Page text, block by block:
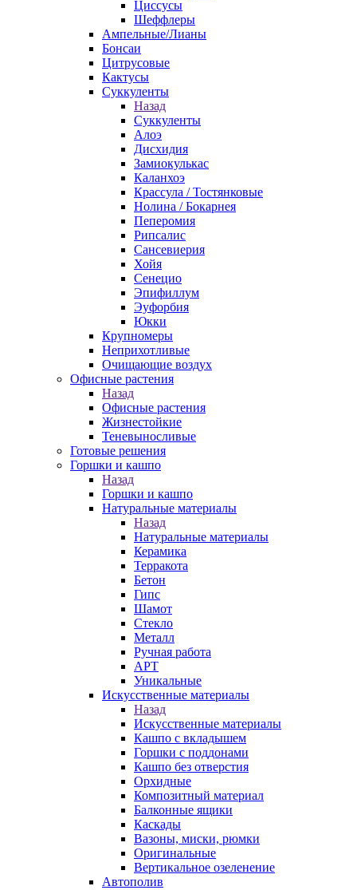
Циссусы
Шеффлеры
Ампельные/Лианы
Бонсаи
Цитрусовые
Кактусы
Суккуленты
Назад
Суккуленты
Алоэ
Дисхидия
Замиокулькас
Каланхоэ
Крассула / Тостянковые
Нолина / Бокарнея
Пеперомия
Рипсалис
Сансевиерия
Хойя
Сенецио
Эпифиллум
Эуфорбия
Юкки
Крупномеры
Неприхотливые
Очищающие воздух
Офисные растения
Назад
Офисные растения
Жизнестойкие
Теневыносливые
Готовые решения
Горшки и кашпо
Назад
Горшки и кашпо
Натуральные материалы
Назад
Натуральные материалы
Керамика
Терракота
Бетон
Гипс
Шамот
Стекло
Металл
Ручная работа
АРТ
Уникальные
Искусственные материалы
Назад
Искусственные материалы
Кашпо с вкладышем
Горшки с поддонами
Кашпо без отверстия
Орхидные
Композитный материал
Балконные ящики
Каскады
Вазоны, миски, рюмки
Оригинальные
Вертикальное озеленение
Автополив